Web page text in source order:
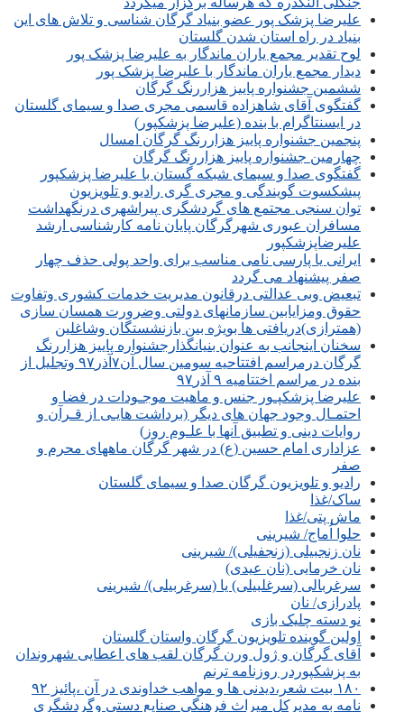
علیرضا پزشک پور عضو بنیاد گرگان شناسی و تلاش های این
بنیاد در راه استان شدن گلستان
لوح تقدیر مجمع یاران ماندگار به علیرضا پزشک پور
دیدار مجمع یاران ماندگار با علیرضا پزشک پور
ششمین جشنواره پاییز هزاررنگ گرگان
گفتگوی آقای شاهزاده قاسمی مجری صدا و سیمای گلستان
در ایسنتاگرام با بنده (علیرضا پزشکپور)
پنجمین جشنواره پاییز هزاررنگ گرگان امسال
چهارمین جشنواره پاییز هزاررنگ گرگان
گفتگوی صدا و سیمای شبکه گستان با علیرضا پزشکپور
پیشکسوت گویندگی و مجری گری رادیو و تلویزیون
توان سنجی مجتمع های گردشگری پیراشهری درنگهداشت
مسافران عبوری شهرگرگان پایان نامه کارشناسی ارشد
علیرضاپزشکپور
ایرانی یا پارسی نامی مناسب برای واحد پولی حذف چهار
صفر پیشنهاد می گردد
تبعیض وبی عدالتی درقانون مدیریت خدمات کشوری وتفاوت
حقوق ومزایابین سازمانهای دولتی وضرورت همسان سازی
(همترازی)دریافتی ها بویژه بین بازنشستگان وشاغلین
سخنان اینجانب به عنوان بنیانگذارجشنواره پاییز هزاررنگ
گرگان درمراسم افتتاحیه سومین سال آن۷آذر۹۷ وتجلیل از
بنده در مراسم اختتامیه ۹ آذر۹۷
علیرضا پزشکپـور جنس و ماهیت موجـودات در فضا و
احتمـال وجود جهان های دیگر (برداشت هایـی از قـرآن و
روایات دینی و تطبیق آنها با علـوم روز)
عزاداری امام حسین (ع) در شهر گرگان ماههای محرم و
صفر
رادیو و تلویزیون گرگان صدا و سیمای گلستان
ساک/غذا
ماش پتی/غذا
حلوا اُماج/ شیرینی
نان زنجبیلی (زنجفیلی)/ شیرینی
نان خرمایی (نان عیدی)
سرغربالی (سرغلبیلی) یا (سرغربیلی)/ شیرینی
پادرازی/ نان
نو دسته چلیک بازی
اولین گوینده تلویزیون گرگان واستان گلستان
آقای گرگان و ژول ورن گرگان لقب های اعطایی شهروندان
به پزشکپوردر روزنامه ترنم
۱۸۰ بیت شعر،دیدنی ها و مواهب خداوندی در آن ،پائیز ۹۲
نامه به مدیرکل میراث فرهنگی صنایع دستی وگردشگری